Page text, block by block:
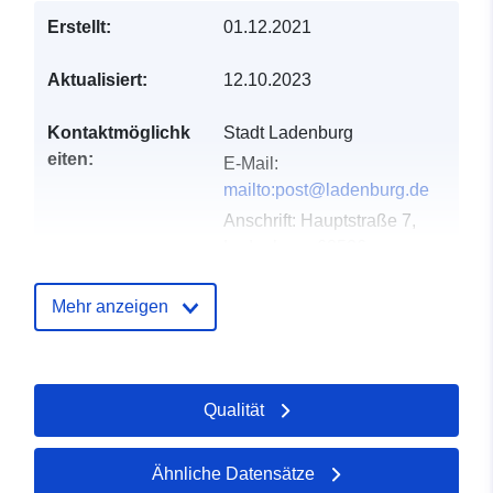
Erstellt: 01.12.2021
Aktualisiert: 12.10.2023
Kontaktmöglichk
eiten:
Stadt Ladenburg
E-Mail:
mailto:post@ladenburg.de
Anschrift: Hauptstraße 7,
Verzeichnis der
Zu data.europa.eu hinzugefügt:
21 February 2026
Aktualisiert auf data.europa.eu:
04 August 2026
Mehr anzeigen
Qualität
Ähnliche Datensätze